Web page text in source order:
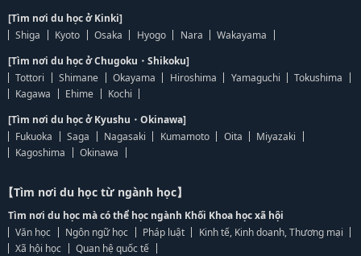
[Tìm nơi du học ở Kinki]
Shiga
Kyoto Osaka Hyogo Nara
Wakayama
[Tìm nơi du học ở Chugoku・Shikoku]
Tottori
Shimane Okayama Hiroshima Yamaguchi
Tokushima
Kagawa
Ehime
Kochi
[Tìm nơi du học ở Kyushu・Okinawa]
Fukuoka
Saga Nagasaki Kumamoto Oita
Miyazaki
Kagoshima
Okinawa
【Tìm nơi du học từ ngành học】
Tìm nơi du học mà có thể học ngành Khối Khoa học xã hội
Văn học
Ngôn ngữ học Pháp luật
Kinh tế, Kinh doanh, Thương mại
Xã hội học
Quan hệ quốc tế